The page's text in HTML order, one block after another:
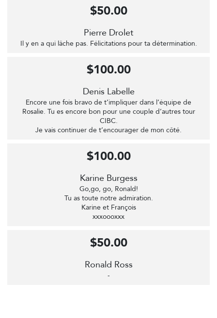
Pierre Drolet
Il y en a qui lâche pas. Félicitations pour ta détermination.
$50.00
Denis Labelle
Encore une fois bravo de t’impliquer dans l’équipe de
Rosalie. Tu es encore bon pour une couple d’autres tour
CIBC.
Je vais continuer de t’encourager de mon côté.
$100.00
Karine Burgess
Go,go, go, Ronald!
Tu as toute notre admiration.
Karine et François
xxxoooxxx
$100.00
Ronald Ross
-
$50.00